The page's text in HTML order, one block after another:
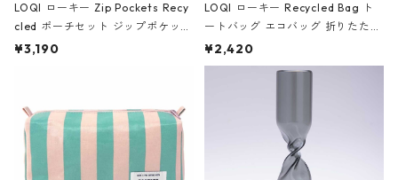
LOQI ローキー Zip Pockets Recy
cled ポーチセット ジップポケット
ファスナーポーチ 撥水加工 トラベ
ーガンディー、オフホワイト
¥3,190
LOQI ローキー Recycled Bag ト
ートバッグ エコバッグ 折りたたみ
大きめ 撥水加工 収納ポーチ CRO
CODILE/Black クロコダイル/ブラ
¥2,420